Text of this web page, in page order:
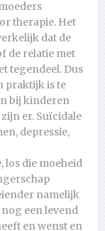
therapie. Het
dat de
de relatie met
tegendeel. Dus
praktijk is te
bij kinderen
er. Suïcidale
depressie,
los die moeheid
namelijk
een levend
en wenst en